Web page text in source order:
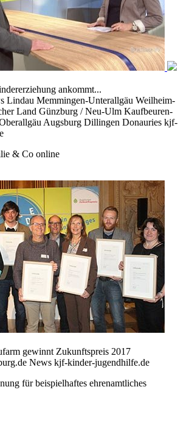
ankommt...
Lindau Memmingen-Unterallgäu Weilheim-
Land Günzburg / Neu-Ulm Kaufbeuren-
Augsburg Dillingen Donauries kjf-
& Co online
gewinnt Zukunftspreis 2017
News kjf-kinder-jugendhilfe.de
für beispielhaftes ehrenamtliches